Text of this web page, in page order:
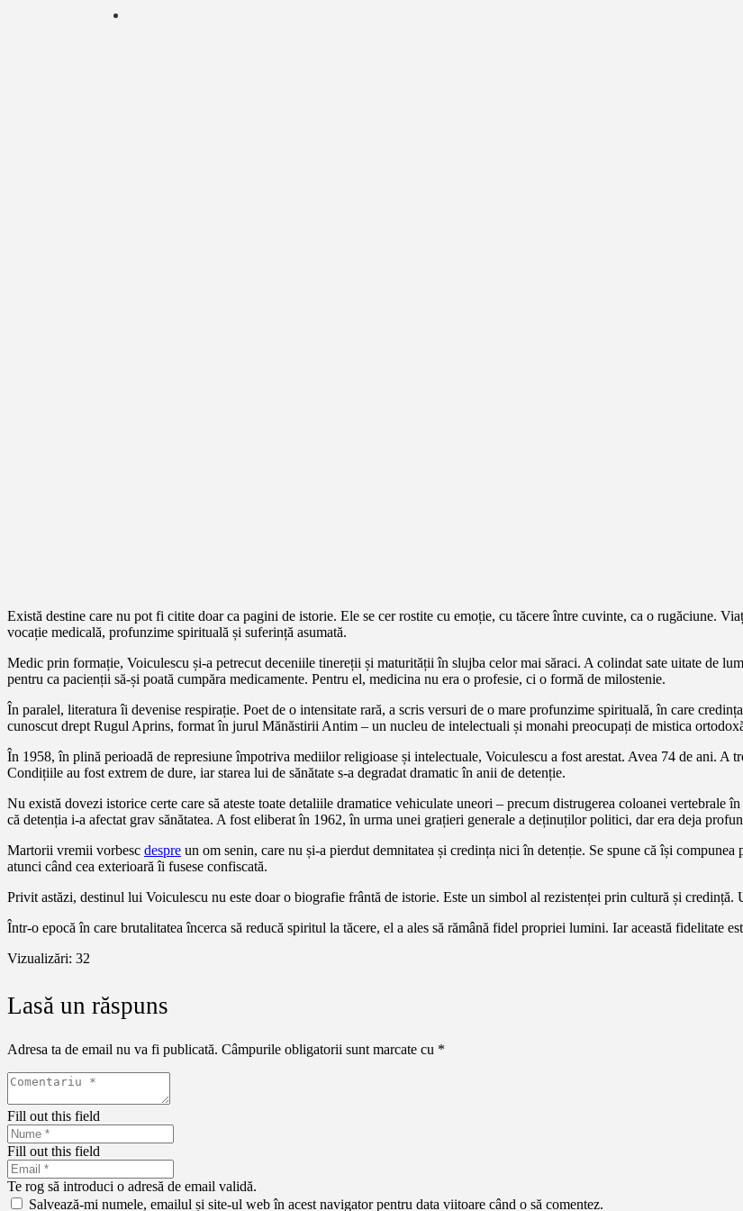
Există destine care nu pot fi citite doar ca pagini de istorie. Ele se cer rostite cu emoție, cu tăcere între cuvinte, ca o rugăciune.
vocație medicală, profunzime spirituală și suferință asumată.
Medic prin formație, Voiculescu și-a petrecut deceniile tinereții și maturității în slujba celor mai săraci. A colindat sate uitate de
pentru ca pacienții să-și poată cumpăra medicamente. Pentru el, medicina nu era o profesie, ci o formă de milostenie.
În paralel, literatura îi devenise respirație. Poet de o intensitate rară, a scris versuri de o mare profunzime spirituală, în care
cunoscut drept Rugul Aprins, format în jurul Mănăstirii Antim – un nucleu de intelectuali și monahi preocupați de mistica
În 1958, în plină perioadă de represiune împotriva mediilor religioase și intelectuale, Voiculescu a fost arestat. Avea 74 de ani. A
Condițiile au fost extrem de dure, iar starea lui de sănătate s-a degradat dramatic în anii de detenție.
Nu există dovezi istorice certe care să ateste toate detaliile dramatice vehiculate uneori – precum distrugerea coloanei vertebrale
că detenția i-a afectat grav sănătatea. A fost eliberat în 1962, în urma unei grațieri generale a deținuților politici, dar era deja
Martorii vremii vorbesc despre un om senin, care nu și-a pierdut demnitatea și credința nici în detenție. Se spune că își
atunci când cea exterioară îi fusese confiscată.
Privit astăzi, destinul lui Voiculescu nu este doar o biografie frântă de istorie. Este un simbol al rezistenței prin cultură și
Într-o epocă în care brutalitatea încerca să reducă spiritul la tăcere, el a ales să rămână fidel propriei lumini. Iar această fidelitate
Vizualizări: 32
Lasă un răspuns
Adresa ta de email nu va fi publicată. Câmpurile obligatorii sunt marcate cu *
Fill out this field
Fill out this field
Te rog să introduci o adresă de email validă.
Salvează-mi numele, emailul și site-ul web în acest navigator pentru data viitoare când o să comentez.